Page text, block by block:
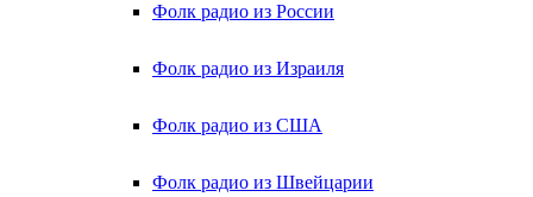
Фолк радио из России
Фолк радио из Израиля
Фолк радио из США
Фолк радио из Швейцарии